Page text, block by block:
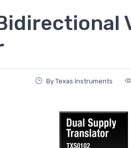
By Texas Instruments